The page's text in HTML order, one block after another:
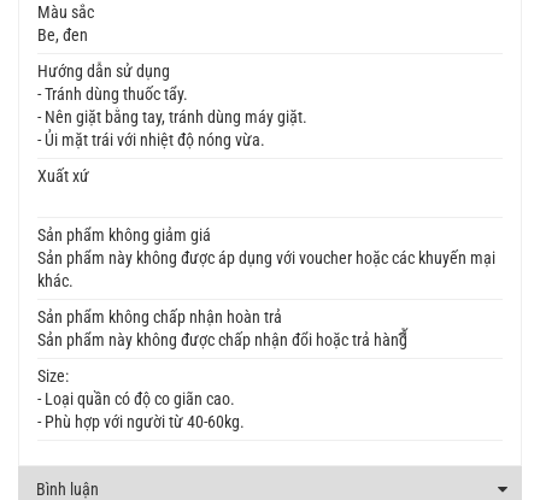
Màu sắc
Be, đen
Hướng dẫn sử dụng
- Tránh dùng thuốc tẩy.
- Nên giặt bằng tay, tránh dùng máy giặt.
- Ủi mặt trái với nhiệt độ nóng vừa.
Xuất xứ
Sản phẩm không giảm giá
Sản phẩm này không được áp dụng với voucher hoặc các khuyến mại
khác.
Sản phẩm không chấp nhận hoàn trả
Sản phẩm này không được chấp nhận đổi hoặc trả hàngี้
Size:
- Loại quần có độ co giãn cao.
- Phù hợp với người từ 40-60kg.
Bình luận